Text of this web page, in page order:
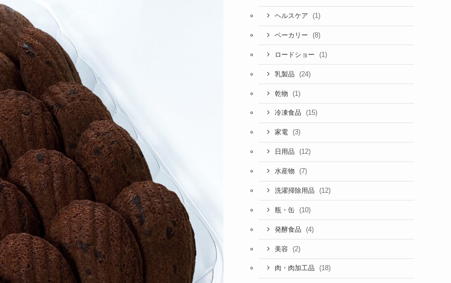
ヘルスケア (1)
ベーカリー (8)
ロードショー (1)
乳製品 (24)
乾物 (1)
冷凍食品 (15)
家電 (3)
日用品 (12)
水産物 (7)
洗濯掃除用品 (12)
瓶・缶 (10)
発酵食品 (4)
美容 (2)
肉・肉加工品 (18)